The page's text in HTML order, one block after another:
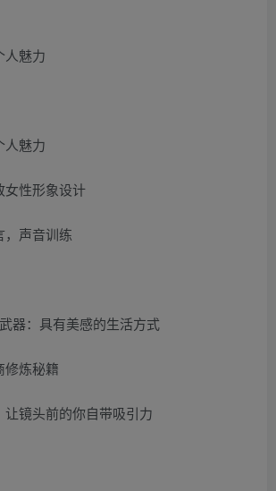
人魅力
魅力
性形象设计
声音训练
器：具有美感的生活方式
炼秘籍
镜头前的你自带吸引力